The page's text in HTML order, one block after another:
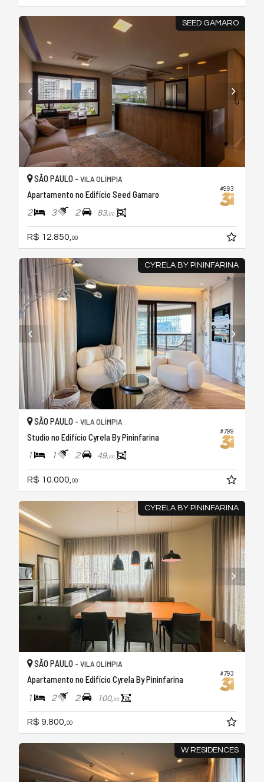
SEED GAMARO
#993
SÃO PAULO - VILA OLÍMPIA
Apartamento no Edifício Seed Gamaro
2 3 2 83,00
R$ 12.850,00
CYRELA BY PININFARINA
#799
SÃO PAULO - VILA OLÍMPIA
Studio no Edifício Cyrela By Pininfarina
1 1 2 49,00
R$ 10.000, 00
CYRELA BY PININFARINA
#793
SÃO PAULO - VILA OLÍMPIA
Apartamento no Edifício Cyrela By Pininfarina
1 2 2 100,00
R$ 9.800,00
W RESIDENCES